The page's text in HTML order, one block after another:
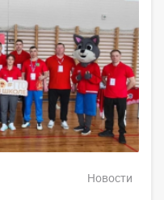
Новости